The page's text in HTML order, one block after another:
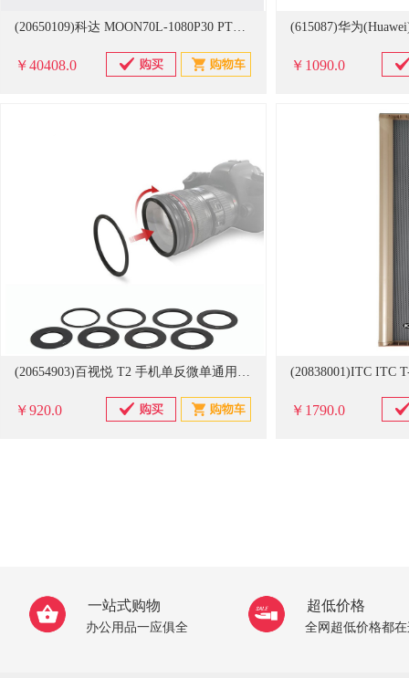
(20650109)科达 MOON70L-1080P30 PTZ摄像机1080P30 30倍光学变焦 最低照度0.1LF1.5支持正装或倒装（含辅材及安装） 会议摄像头(单位：台)
￥40408.0 ￥1090.0
(20654903)百视悦 T2 手机单反微单通用 提词器(单位：台)
￥920.0 ￥1790.0
一站式购物
办公用品一应俱全
超低价格
全网超低价格都